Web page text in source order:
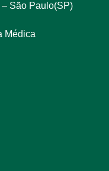
São Paulo(SP)
Médica